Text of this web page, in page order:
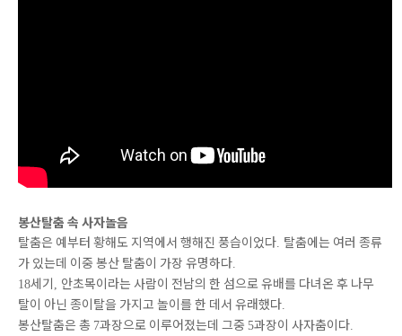
봉산탈춤 속 사자놀음
탈춤은 예부터 황해도 지역에서 행해진 풍습이었다. 탈춤에는 여러 종류
가 있는데 이중 봉산 탈춤이 가장 유명하다.
18세기
안초목이라는 사람이 전남의 한 섬으로 유배를 다녀온 후 나무
탈이 아닌 종이탈을 가지고 놀이를 한 데서 유래했다.
봉산탈춤은 총 7과장으로 이루어졌는데 그중 5과장이 사자춤이다.